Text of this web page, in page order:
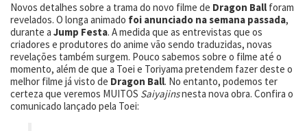
Novos detalhes sobre a trama do novo filme de Dragon Ball foram
revelados. O longa animado foi anunciado na semana passada,
durante a Jump Festa. A medida que as entrevistas que os
criadores e produtores do anime vão sendo traduzidas, novas
revelações também surgem. Pouco sabemos sobre o filme até o
momento, além de que a Toei e Toriyama pretendem fazer deste o
melhor filme já visto de Dragon Ball. No entanto, podemos ter
certeza que veremos MUITOS Saiyajinsnesta nova obra. Confira o
comunicado lançado pela Toei: